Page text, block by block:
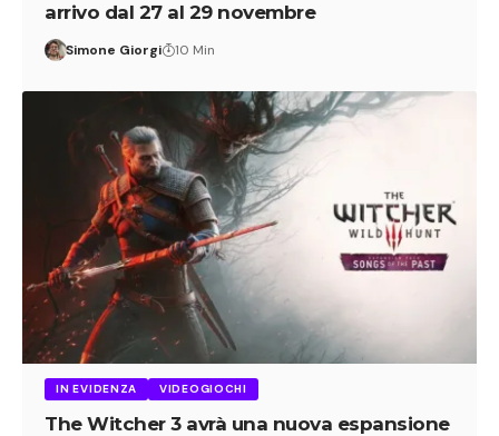
arrivo dal 27 al 29 novembre
Simone Giorgi 10 Min
IN EVIDENZA VIDEOGIOCHI
The Witcher 3 avrà una nuova espansione